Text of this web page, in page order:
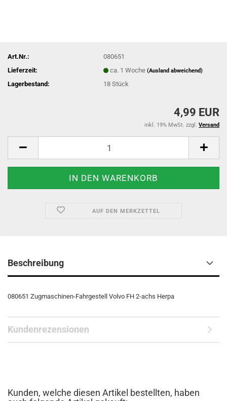
Art.Nr.:
080651
Lieferzeit:
ca. 1 Woche(Ausland abweichend)
Lagerbestand: 18Stück
4,99 EUR
inkl. 19% MwSt. zzgl. Versand
AUF DEN MERKZETTEL
Beschreibung
080651 Zugmaschinen-Fahrgestell Volvo FH 2-achs Herpa
Kundenrezensionen
Kunden, welche diesen Artikel bestellten, haben